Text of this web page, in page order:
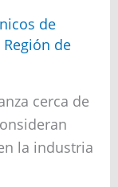
de
de
cerca de
la industria